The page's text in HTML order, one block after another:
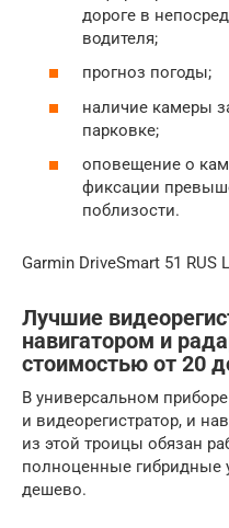
дороге в
водителя;
прогноз погоды;
наличие камеры
парковке;
оповещение о
фиксации
поблизости.
Garmin DriveSmart 51 RUS
Лучшие
навигатором и
стоимостью от 20
В универсальном
и видеорегистратор, и
из этой троицы обязан
полноценные гибридные
дешево.